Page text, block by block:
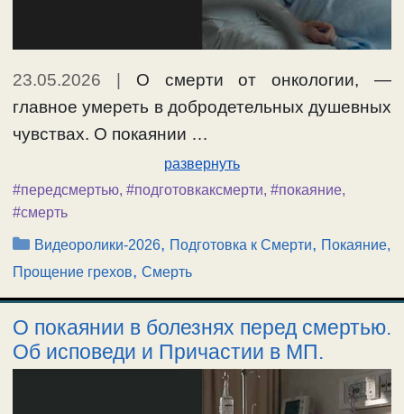
23.05.2026 | О смерти от онкологии, —
главное умереть в добродетельных душевных
чувствах. О покаянии …
развернуть
#передсмертью, #подготовкаксмерти, #покаяние,
#смерть
Рубрики
Видеоролики-2026, Подготовка к Смерти, Покаяние,
Прощение грехов, Смерть
О покаянии в болезнях перед смертью.
Об исповеди и Причастии в МП.